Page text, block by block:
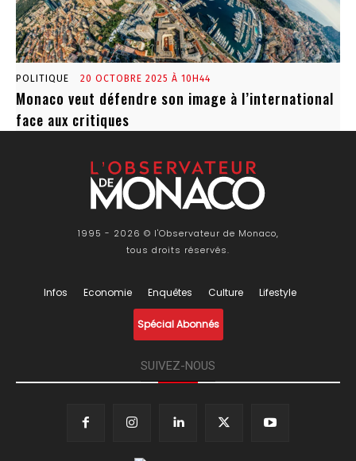
POLITIQUE 20 OCTOBRE 2025 À 10H44
Monaco veut défendre son image à l’international
face aux critiques
1995 - 2026 © l'Observateur de Monaco,
tous droits réservés.
Infos Economie Enquêtes Culture Lifestyle
Spécial Abonnés
SUIVEZ-NOUS